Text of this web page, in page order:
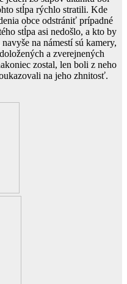
stĺpa rýchlo stratili. Kde
obce odstrániť prípadné
stĺpa asi nedošlo, a kto by
na námestí sú kamery,
a zverejnených
zostal, len boli z neho
na jeho zhnitosť.